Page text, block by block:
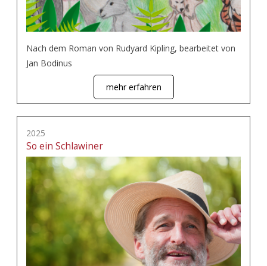
Nach dem Roman von Rudyard Kipling, bearbeitet von
Jan Bodinus
mehr erfahren
2025
So ein Schlawiner